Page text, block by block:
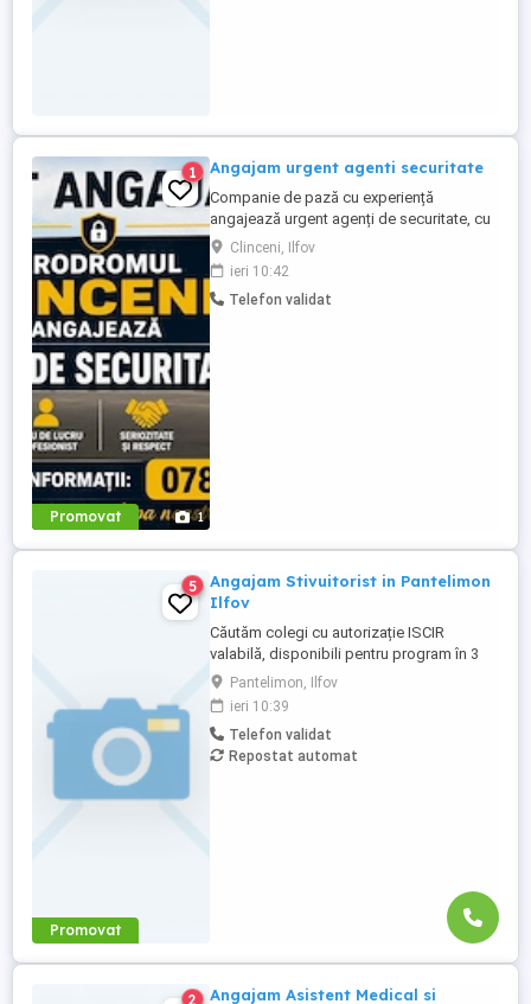
Promovat 1
1 Angajam urgent agenti securitate
Companie de pază cu experiență
angajează urgent agenți de securitate, cu
sau fără atestat, pentru obiectiv aflat in
zona CLINCENI. Oferim program de lucru
în ture și salariu atractiv. Pentru detalii
suplimentare, vă rugăm să ne contactați la
Clinceni, Ilfov
ieri 10:42
Telefon validat
Promovat
5
Angajam Stivuitorist in Pantelimon
Ilfov
Căutăm colegi cu autorizație ISCIR
valabilă, disponibili pentru program în 3
schimburi. Contract pe perioadă
nedeterminată Salariu net 3.700 4.000 lei
Bonus lunar și bonus anual Sporuri pentru
ore de noapte, ore suplimentare și
sărbători legale Tichete de masă 30 lei zi
Pantelimon, Ilfov
ieri 10:39
Telefon validat
Repostat automat
2
Angajam Asistent Medical si